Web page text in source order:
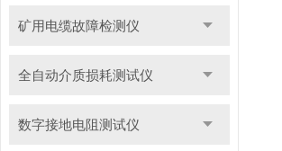
矿用电缆故障检测仪
全自动介质损耗测试仪
数字接地电阻测试仪